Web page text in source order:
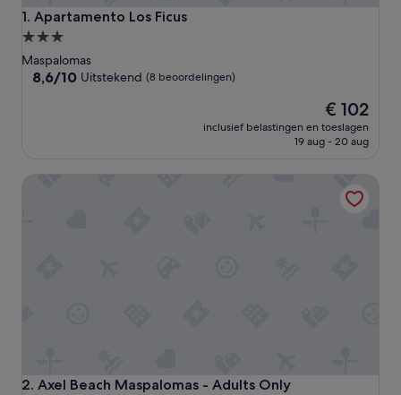
1. Apartamento Los Ficus
Apartamento Los Ficus
3.0-
sterrenaccommodatie
Maspalomas
8.6
8,6/10 Uitstekend (8 beoordelingen)
De
prijs
is
€ 102
inclusief belastingen en toeslagen
19 aug - 20 aug
2. Axel Beach Maspalomas - Adults Only
Axel Beach Maspalomas - Adults Only